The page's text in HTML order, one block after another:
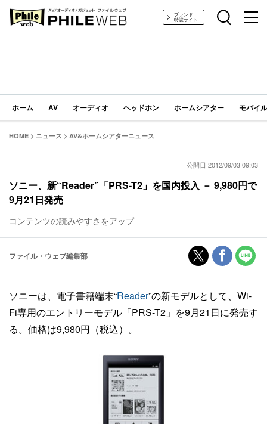
PHILE WEB｜AV/オーディオ/ガジェットブランド
特設サイト
ホーム AV オーディオ ヘッドホン ホームシアター モバイ
HOME > ニュース > AV&ホームシアターニュース
公開日 2012/09/03 09:03
ソニー、新“Reader”「PRS-T2」を国内投入 － 9,980円で
9月21日発売
コンテンツの読みやすさをアップ
ファイル・ウェブ編集部
ソニーは、電子書籍端末“Reader”の新モデルとして、Wi-
Fi専用のエントリーモデル「PRS-T2」を9月21日に発売す
る。価格は9,980円（税込）。